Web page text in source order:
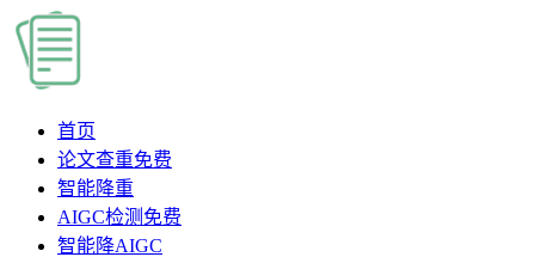
首页
论文查重免费
智能降重
AIGC检测 免费
智能降AIGC